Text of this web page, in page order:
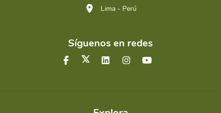
Lima - Perú
Síguenos en redes